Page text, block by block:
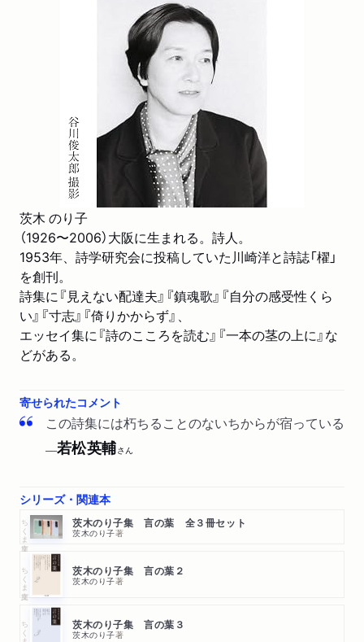
茨木 のり子
（1926〜2006）大阪に生まれる。詩人。
1953年、詩学研究会に投稿していた川崎洋と詩誌「櫂」
を創刊。
詩集に『見えない配達夫』『鎮魂歌』『自分の感受性くら
い』『寸志』『倚りかからず』、
エッセイ集に『詩のこころを読む』『一本の茎の上に』な
どがある。
寄せられたコメント
この詩集には朽ちることのないちからが宿っている
──若松英輔さん
シリーズ・関連本
ちくま文庫 茨木のり子集 言の葉 全３冊セット
茨木のり子著
ちくま文庫 茨木のり子集 言の葉２
茨木のり子著
ちくま文庫 茨木のり子集 言の葉３
茨木のり子著